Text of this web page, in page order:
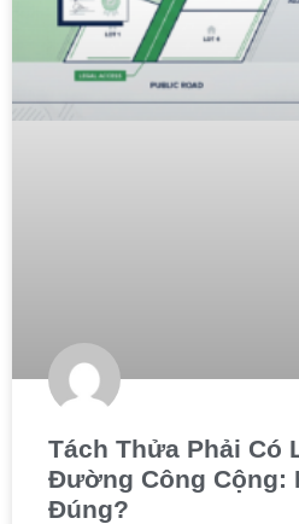
Tách Thửa Phải Có
Đường Công Cộng:
Đúng?